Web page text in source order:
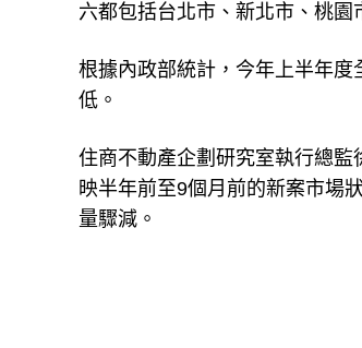
六都包括台北市、新北市、桃園
根據內政部統計，今年上半年
低。
住商不動產企劃研究室執行總
映半年前至9個月前的新案市場
量驟減。